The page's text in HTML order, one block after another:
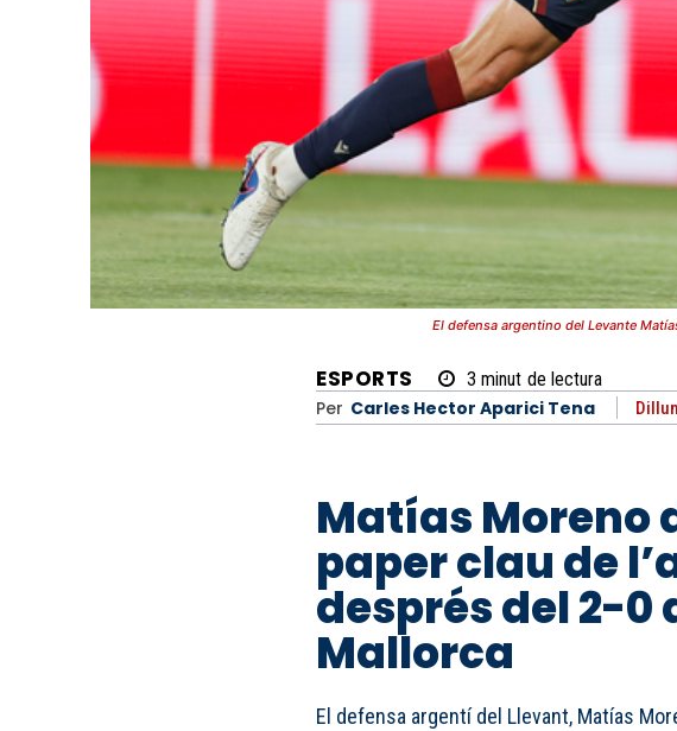
El defensa argentino del Levante
ESPORTS 3 minut de lectura
Per Carles Hector Aparici Tena
Matías Moreno
paper clau de
després del 2-0
Mallorca
El defensa argentí del Llevant, Matías